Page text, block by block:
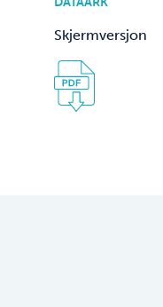
Skjermversjon